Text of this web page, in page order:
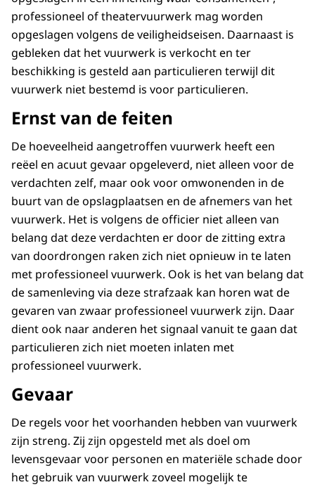
professioneel of theatervuurwerk mag worden
opgeslagen volgens de veiligheidseisen. Daarnaast is
gebleken dat het vuurwerk is verkocht en ter
beschikking is gesteld aan particulieren terwijl dit
vuurwerk niet bestemd is voor particulieren.
Ernst van de feiten
De hoeveelheid aangetroffen vuurwerk heeft een
reëel en acuut gevaar opgeleverd, niet alleen voor de
verdachten zelf, maar ook voor omwonenden in de
buurt van de opslagplaatsen en de afnemers van het
vuurwerk. Het is volgens de officier niet alleen van
belang dat deze verdachten er door de zitting extra
van doordrongen raken zich niet opnieuw in te laten
met professioneel vuurwerk. Ook is het van belang dat
de samenleving via deze strafzaak kan horen wat de
gevaren van zwaar professioneel vuurwerk zijn. Daar
dient ook naar anderen het signaal vanuit te gaan dat
particulieren zich niet moeten inlaten met
professioneel vuurwerk.
Gevaar
De regels voor het voorhanden hebben van vuurwerk
zijn streng. Zij zijn opgesteld met als doel om
levensgevaar voor personen en materiële schade door
het gebruik van vuurwerk zoveel mogelijk te